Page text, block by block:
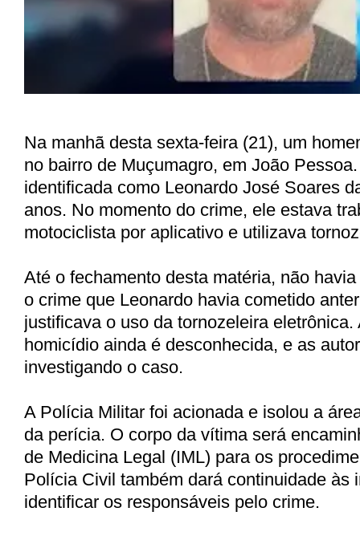
Na manhã desta sexta-feira (21), um
no bairro de Muçumagro, em João
identificada como Leonardo José Soares
anos. No momento do crime, ele estava
motociclista por aplicativo e utilizava
Até o fechamento desta matéria, não
o crime que Leonardo havia cometido
justificava o uso da tornozeleira eletrônica.
homicídio ainda é desconhecida, e as
investigando o caso.
A Polícia Militar foi acionada e isolou a
da perícia. O corpo da vítima será
de Medicina Legal (IML) para os
Polícia Civil também dará continuidade às
identificar os responsáveis pelo crime.